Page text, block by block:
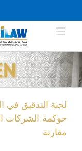
to
content
لجنة التدقيق في
مقارنة